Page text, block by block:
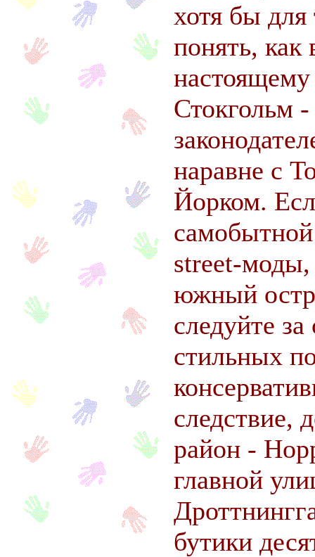
хотя бы
понять, как
Стокгольм
наравне с
Йорком.
street-моды,
южный
следуйте
стильных
следствие,
район -
главной
бутики